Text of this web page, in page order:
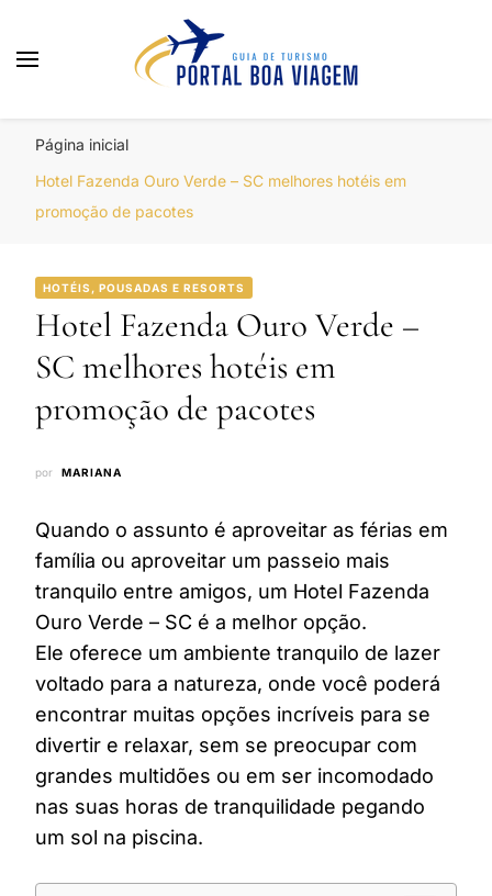
Página inicial
Hotel Fazenda Ouro Verde – SC melhores hotéis em
promoção de pacotes
HOTÉIS, POUSADAS E RESORTS
Hotel Fazenda Ouro Verde –
SC melhores hotéis em
promoção de pacotes
por MARIANA
Quando o assunto é aproveitar as férias em
família ou aproveitar um passeio mais
tranquilo entre amigos, um Hotel Fazenda
Ouro Verde – SC é a melhor opção.
Ele oferece um ambiente tranquilo de lazer
voltado para a natureza, onde você poderá
encontrar muitas opções incríveis para se
divertir e relaxar, sem se preocupar com
grandes multidões ou em ser incomodado
nas suas horas de tranquilidade pegando
um sol na piscina.